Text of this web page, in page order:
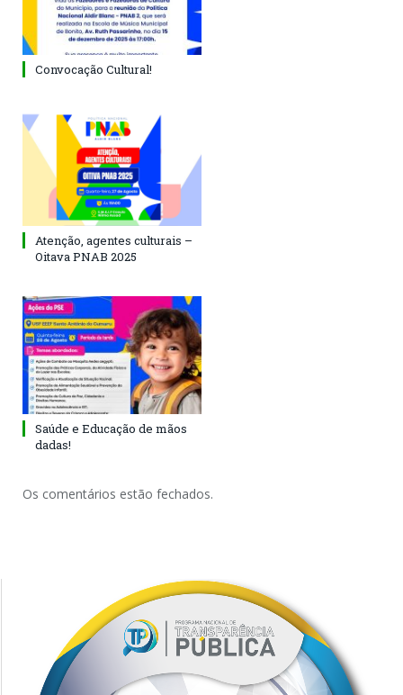
Convocação Cultural!
Atenção, agentes culturais –
Oitava PNAB 2025
Saúde e Educação de mãos
dadas!
Os comentários estão fechados.